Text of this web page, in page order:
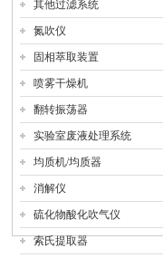
其他过滤系统
氮吹仪
固相萃取装置
喷雾干燥机
翻转振荡器
实验室废液处理系统
均质机/均质器
消解仪
硫化物酸化吹气仪
索氏提取器